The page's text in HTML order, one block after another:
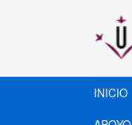
INICIO